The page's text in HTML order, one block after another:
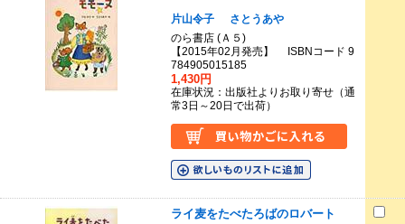
片山令子
さとうあや
のら書店 (Ａ５)
【2015年02月発売】 ISBNコード 9
784905015185
1,430円
在庫状況：出版社よりお取り寄せ（通
常3日～20日で出荷）
ライ麦をたべたろばのロバート